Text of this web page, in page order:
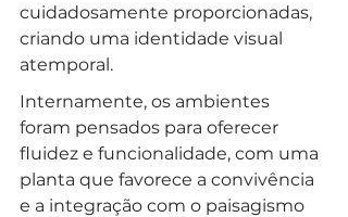
cuidadosamente proporcionadas,
criando uma identidade visual
atemporal.
Internamente, os ambientes
foram pensados para oferecer
fluidez e funcionalidade, com uma
planta que favorece a convivência
e a integração com o paisagismo